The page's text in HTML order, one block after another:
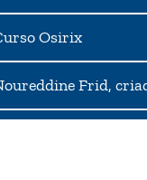
Osirix
Frid,